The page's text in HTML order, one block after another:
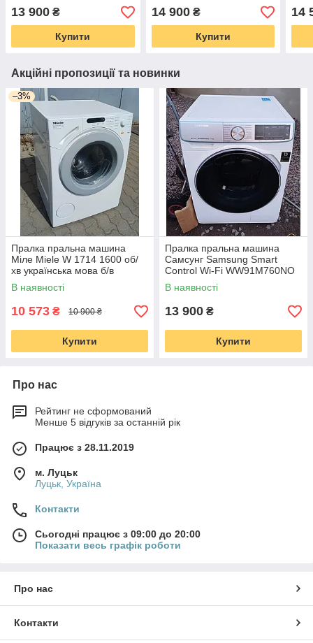
А+++
13 900 ₴
Купити
інвертор
14 900₴
Купити
14
Акційні пропозиції та новинки
–3%
Пралка пральна машина
Міле Miele W 1714 1600 об/
хв українська мова б/в
вживана Made in Germany
В наявності
10 573 ₴ 10 900 ₴
Купити
Пралка пральна машина
Самсунг Samsung Smart
Control Wi-Fi WW91M760NO
9 кг 1600 о б/хв інвертор
стиральная машина б/у
В наявності
13 900 ₴
Купити
Про нас
Рейтинг не сформований
Менше 5 відгуків за останній рік
Працює з 28.11.2019
м. Луцьк
Луцьк, Україна
Контакти
Сьогодні працює з 09:00 до 20:00
Показати весь графік роботи
Про нас
Контакти